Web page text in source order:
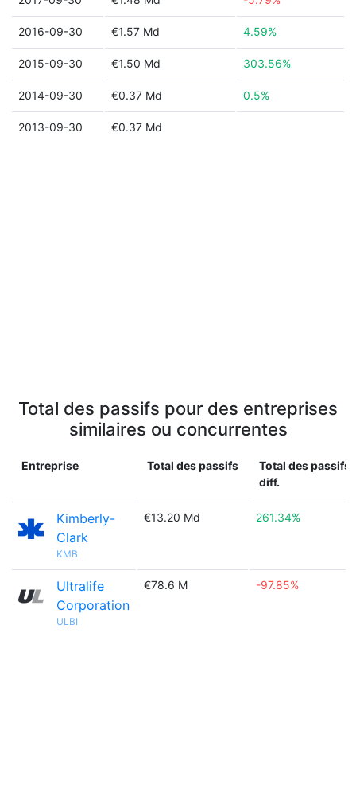
2016-09-30 €1.57 Md 4.59%
2015-09-30 €1.50 Md 303.56%
2014-09-30 €0.37 Md 0.5%
2013-09-30 €0.37 Md
Total des passifs pour des entreprises
similaires ou concurrentes
Entreprise Total des passifs
Total des passifs
diff.
Kimberly-
Clark
KMB
€13.20 Md 261.34%
Ultralife
Corporation
ULBI
€78.6 M -97.85%